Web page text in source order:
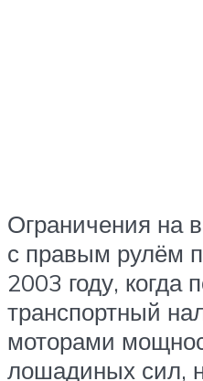
Ограничения на
с правым рулём
2003 году, когда
транспортный
моторами
лошадиных сил,